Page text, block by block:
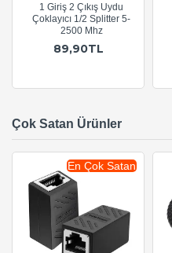
1 Giriş 2 Çıkış Uydu
Çoklayıcı 1/2 Splitter 5-
2500 Mhz
89,90TL
Çok Satan Ürünler
En Çok Satan